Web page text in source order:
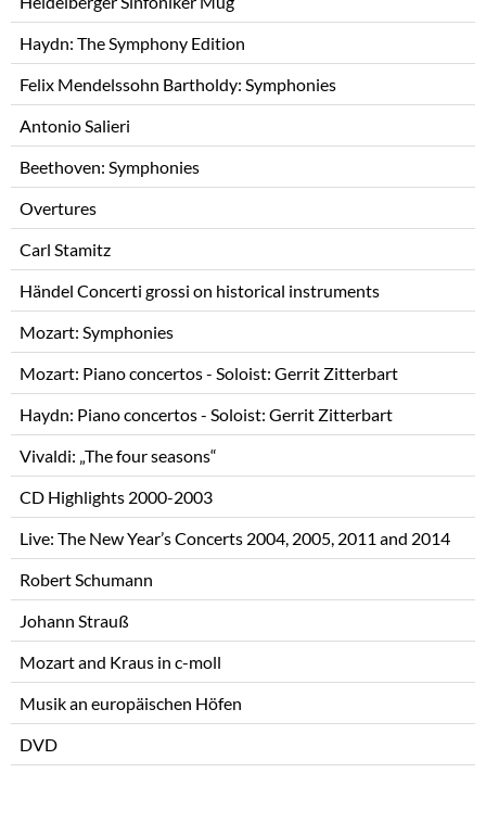
Haydn: The Symphony Edition
Felix Mendelssohn Bartholdy: Symphonies
Antonio Salieri
Beethoven: Symphonies
Overtures
Carl Stamitz
Händel Concerti grossi on historical instruments
Mozart: Symphonies
Mozart: Piano concertos - Soloist: Gerrit Zitterbart
Haydn: Piano concertos - Soloist: Gerrit Zitterbart
Vivaldi: „The four seasons“
CD Highlights 2000-2003
Live: The New Year’s Concerts 2004, 2005, 2011 and 2014
Robert Schumann
Johann Strauß
Mozart and Kraus in c-moll
Musik an europäischen Höfen
DVD